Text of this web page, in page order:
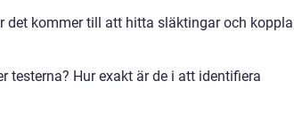
kommer till att hitta släktingar och koppla
testerna? Hur exakt är de i att identifiera